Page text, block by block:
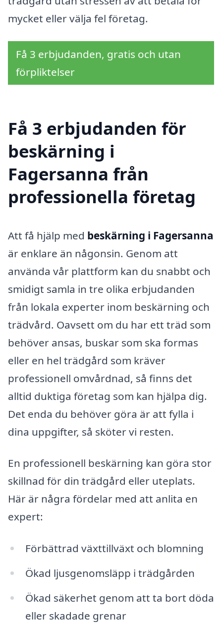
mycket eller välja fel företag.
Få 3 erbjudanden, gratis och utan
förpliktelser
Få 3 erbjudanden för
beskärning i
Fagersanna från
professionella företag
Att få hjälp med beskärning i Fagersanna
är enklare än någonsin. Genom att
använda vår plattform kan du snabbt och
smidigt samla in tre olika erbjudanden
från lokala experter inom beskärning och
trädvård. Oavsett om du har ett träd som
behöver ansas, buskar som ska formas
eller en hel trädgård som kräver
professionell omvårdnad, så finns det
alltid duktiga företag som kan hjälpa dig.
Det enda du behöver göra är att fylla i
dina uppgifter, så sköter vi resten.
En professionell beskärning kan göra stor
skillnad för din trädgård eller uteplats.
Här är några fördelar med att anlita en
expert:
Förbättrad växttillväxt och blomning
Ökad ljusgenomsläpp i trädgården
Ökad säkerhet genom att ta bort döda
eller skadade grenar